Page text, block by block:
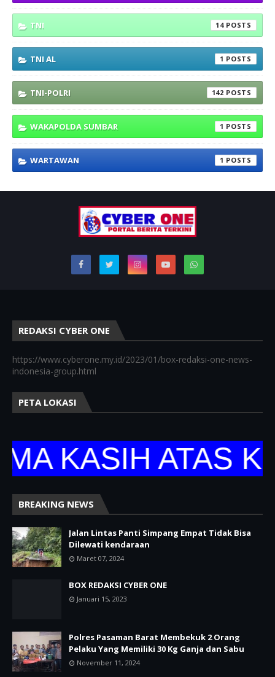
TNI 14
TNI AL 1
TNI-POLRI 142
WAKAPOLDA SUMBAR 1
WARTAWAN 1
REDAKSI CYBER ONE
https://www.cyberone.my.id/2023/01/box-redaksi-one-news-
indonesia-group.html
PETA LOKASI
ATAS
BREAKING NEWS
Jalan Lintas Panti Simpang Empat Tidak Bisa
Dilewati kendaraan
Maret 07, 2024
BOX REDAKSI CYBER ONE
Januari 15, 2023
Polres Pasaman Barat Membekuk 2 Orang
Pelaku Yang Memiliki 30 Kg Ganja dan Sabu
November 11, 2024